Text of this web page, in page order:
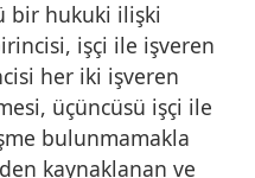
bir hukuki ilişki
işçi ile işveren
her iki işveren
üçüncüsü işçi ile
bulunmamakla
kaynaklanan ve